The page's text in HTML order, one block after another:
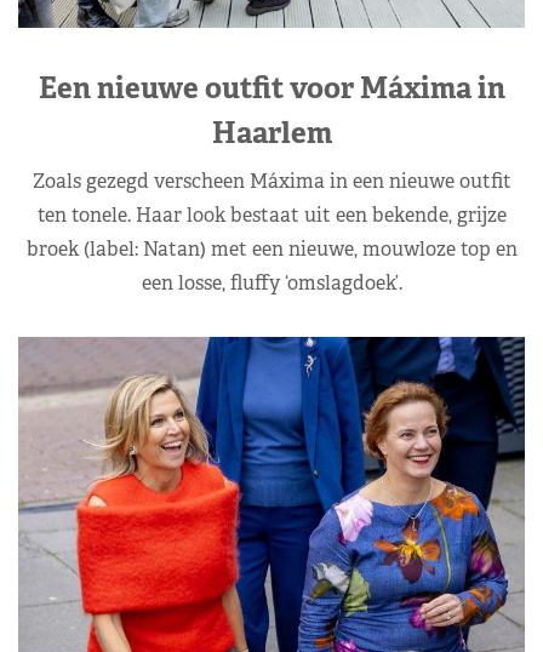
Een nieuwe outfit voor Máxima in
Haarlem
Zoals gezegd verscheen Máxima in een nieuwe outfit
ten tonele. Haar look bestaat uit een bekende, grijze
broek (label: Natan) met een nieuwe, mouwloze top en
een losse, fluffy ‘omslagdoek’.